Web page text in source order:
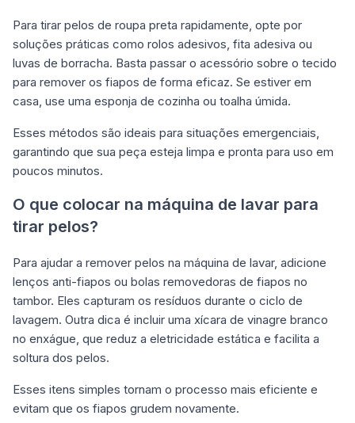
Para tirar pelos de roupa preta rapidamente, opte por
soluções práticas como rolos adesivos, fita adesiva ou
luvas de borracha. Basta passar o acessório sobre o tecido
para remover os fiapos de forma eficaz. Se estiver em
casa, use uma esponja de cozinha ou toalha úmida.
Esses métodos são ideais para situações emergenciais,
garantindo que sua peça esteja limpa e pronta para uso em
poucos minutos.
O que colocar na máquina de lavar para
tirar pelos?
Para ajudar a remover pelos na máquina de lavar, adicione
lenços anti-fiapos ou bolas removedoras de fiapos no
tambor. Eles capturam os resíduos durante o ciclo de
lavagem. Outra dica é incluir uma xícara de vinagre branco
no enxágue, que reduz a eletricidade estática e facilita a
soltura dos pelos.
Esses itens simples tornam o processo mais eficiente e
evitam que os fiapos grudem novamente.